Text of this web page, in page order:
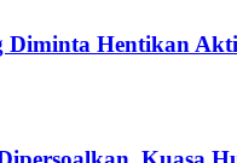
Diminta Hentikan